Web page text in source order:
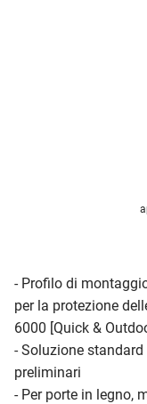
- Profilo di
per la protezione
6000 [Quick &
- Soluzione
preliminari
- Per porte in legno,